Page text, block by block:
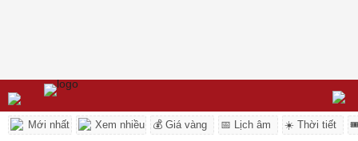
Mới nhất Xem nhiều 💰 Giá vàng 📅 Lịch âm ☀️ Thời tiết